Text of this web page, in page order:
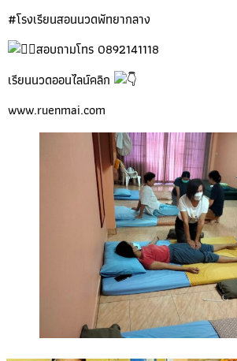
#โรงเรียนสอนนวดพัทยากลาง
สอบถามโทร 0892141118
เรียนนวดออนไลน์คลิก
www.ruenmai.com